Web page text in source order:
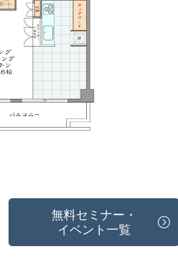
無料セミナー・
イベント一覧